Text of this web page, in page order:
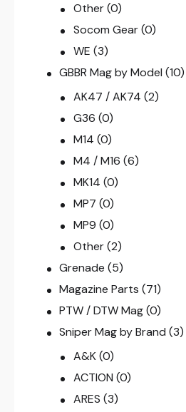
Other (0)
Socom Gear (0)
WE (3)
GBBR Mag by Model (10)
AK47 / AK74 (2)
G36 (0)
M14 (0)
M4 / M16 (6)
MK14 (0)
MP7 (0)
MP9 (0)
Other (2)
Grenade (5)
Magazine Parts (71)
PTW / DTW Mag (0)
Sniper Mag by Brand (3)
A&K (0)
ACTION (0)
ARES (3)